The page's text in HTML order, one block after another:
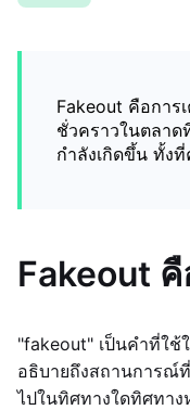
Fakeout คือการ
ชั่วคราวในตลาด
กำลังเกิดขึ้น ทั้ง
Fakeout คื
"fakeout" เป็นคำที่ใช้
อธิบายถึงสถานการณ์
ไปในทิศทางใดทิศทา